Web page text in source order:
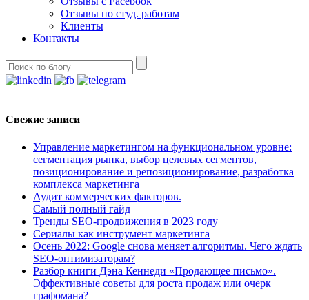
Отзывы по студ. работам
Клиенты
Контакты
Свежие записи
Управление маркетингом на функциональном уровне:
сегментация рынка, выбор целевых сегментов,
позиционирование и репозиционирование, разработка
комплекса маркетинга
Аудит коммерческих факторов.
Самый полный гайд
Тренды SEO-продвижения в 2023 году
Сериалы как инструмент маркетинга
Осень 2022: Google снова меняет алгоритмы. Чего ждать
SEO-оптимизаторам?
Разбор книги Дэна Кеннеди «Продающее письмо».
Эффективные советы для роста продаж или очерк
графомана?